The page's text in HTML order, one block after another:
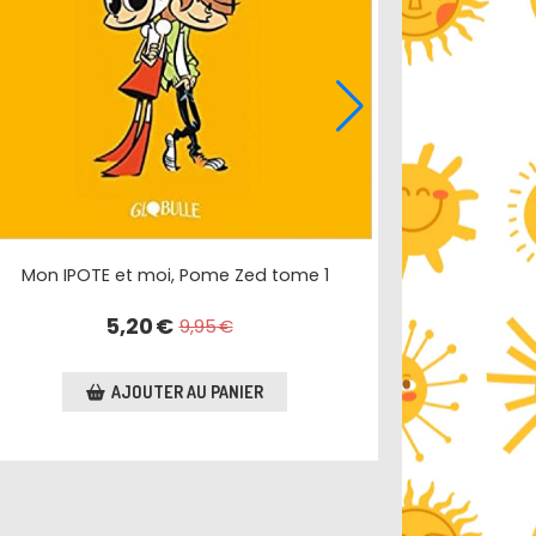
Mon IPOTE et moi, Pome Zed tome 1
5,20€ 9,95€
AJOUTER AU PANIER